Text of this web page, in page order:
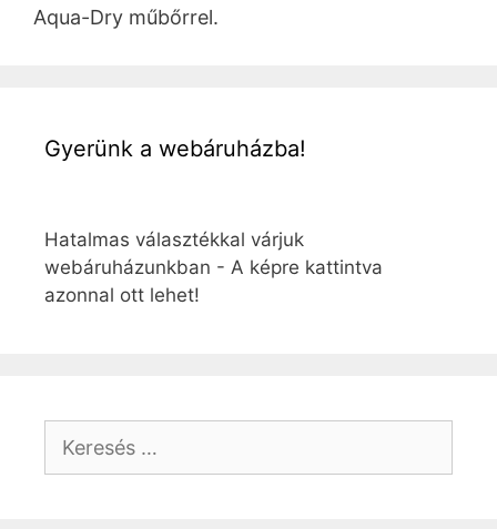
Aqua-Dry műbőrrel.
Gyerünk a webáruházba!
Hatalmas választékkal várjuk
webáruházunkban - A képre kattintva
azonnal ott lehet!